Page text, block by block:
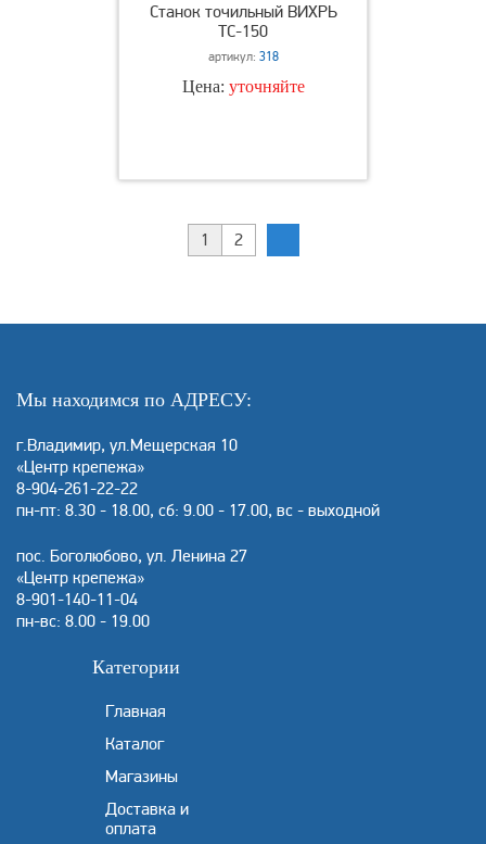
Станок точильный ВИХРЬ
ТС-150
артикул: 318
Цена: уточняйте
1 2
Мы находимся по АДРЕСУ:
г.Владимир, ул.Мещерская 10
«Центр крепежа»
8-904-261-22-22
пн-пт: 8.30 - 18.00, сб: 9.00 - 17.00, вс - выходной
пос. Боголюбово, ул. Ленина 27
«Центр крепежа»
8-901-140-11-04
пн-вс: 8.00 - 19.00
Категории
Главная
Каталог
Магазины
Доставка и
оплата